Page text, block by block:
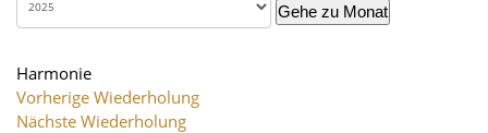
Gehe zu Monat
Harmonie
Vorherige Wiederholung
Nächste Wiederholung